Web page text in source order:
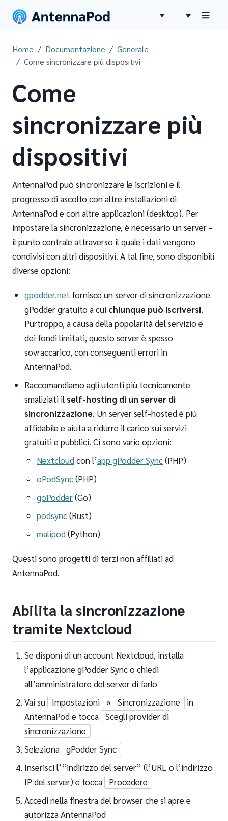
Home Documentazione
Generale
Come sincronizzare più dispositivi
Come
sincronizzare più
dispositivi
AntennaPod può sincronizzare le iscrizioni e il
progresso di ascolto con altre installazioni di
AntennaPod e con altre applicazioni (desktop). Per
impostare la sincronizzazione, è necessario un server -
il punto centrale attraverso il quale i dati vengono
condivisi con altri dispositivi. A tal fine, sono disponibili
diverse opzioni:
gpodder.net fornisce un server di sincronizzazione
gPodder gratuito a cui chiunque può iscriversi.
Purtroppo, a causa della popolarità del servizio e
dei fondi limitati, questo server è spesso
sovraccarico, con conseguenti errori in
AntennaPod.
Raccomandiamo agli utenti più tecnicamente
smaliziati il self-hosting di un server di
sincronizzazione. Un server self-hosted è più
affidabile e aiuta a ridurre il carico sui servizi
gratuiti e pubblici. Ci sono varie opzioni:
Nextcloudcon l’app gPodder Sync(PHP)
oPodSync(PHP)
goPodder(Go)
podsync(Rust)
malipod(Python)
Questi sono progetti di terzi non affiliati ad
AntennaPod.
Abilita la sincronizzazione
tramite Nextcloud
Se disponi di un account Nextcloud, installa
l’applicazione gPodder Sync o chiedi
all’amministratore del server di farlo
Vai su
Impostazioni » Sincronizzazione
in
AntennaPod e tocca Scegli provider di
sincronizzazione
Seleziona gPodder Sync
Inserisci l’“indirizzo del server” (l’URL o l’indirizzo
IP del server) e tocca
Procedere
Accedi nella finestra del browser che si apre e
autorizza AntennaPod